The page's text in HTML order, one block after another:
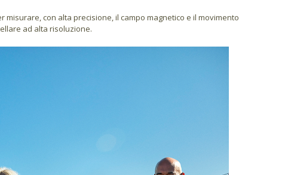
misurare, con alta precisione, il campo magnetico e il movimento
ad alta risoluzione.